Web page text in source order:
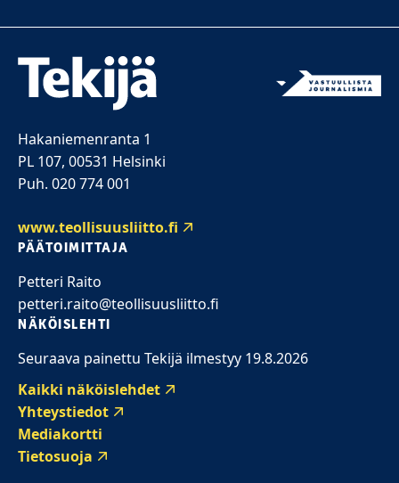
Hakaniemenranta 1
PL 107, 00531 Helsinki
Puh. 020 774 001
www.teollisuusliitto.fi
PÄÄTOIMITTAJA
Petteri Raito
petteri.raito@teollisuusliitto.fi
NÄKÖISLEHTI
Seuraava painettu Tekijä ilmestyy 19.8.2026
Kaikki näköislehdet
Yhteystiedot
Mediakortti
Tietosuoja